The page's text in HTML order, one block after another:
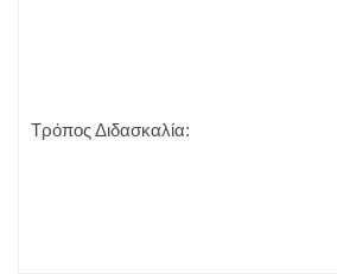
Τρόπος Διδασκαλία: